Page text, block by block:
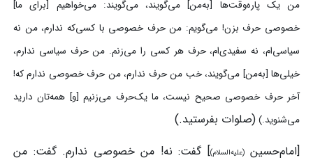
من یک پاره‌وقت‌ها [به‌من] می‌گویند، می‌گویند: می‌خواهیم [برای ما]
خصوصی حرف بزن! می‌گویم: من حرف خصوصی با کسی‌که ندارم، من نه
سیاسی‌ام، نه سفیدی‌ام، حرف هر کسی را می‌زنم. من حرف سیاسی ندارم،
خیلی‌ها [به‌من] می‌گویند، خب من حرف ندارم، من حرف خصوصی ندارم که!
آخر حرف خصوصی صحیح نیست، ما یک‌حرف می‌زنیم [و] همه‌تان دارید
می‌شنوید.)(صلوات بفرستید.)
[امام‌حسین(علیه‌السلام)] گفت: نه! من خصوصی ندارم. گفت: من